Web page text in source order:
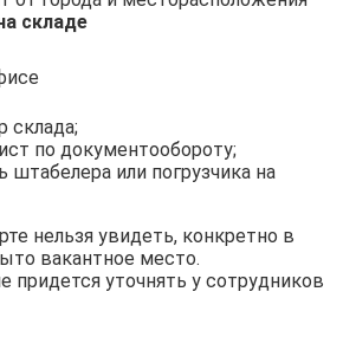
складе
склада;
по документообороту;
штабелера или погрузчика на
нельзя увидеть, конкретно в
вакантное место.
придется уточнять у сотрудников